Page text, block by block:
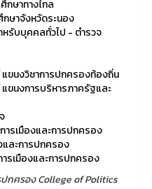
กษาทางไกล
ษาจังหวัดระนอง
รับบุคคลทั่วไป - ตำรวจ
ขนงวิชาการปกครองท้องถิ่น
ขนงการบริหารภาครัฐและ
ารเมืองและการปกครอง
และการปกครอง
รเมืองและการปกครอง
ปกครอง College of Politics